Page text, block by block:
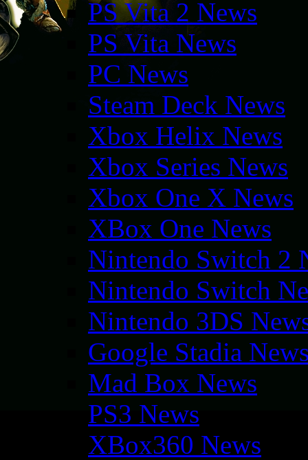
PS Vita 2 News
PS Vita News
PC News
Steam Deck News
Xbox Helix News
Xbox Series News
Xbox One X News
XBox One News
Nintendo Switch 2
Nintendo Switch
Nintendo 3DS
Google Stadia
Mad Box News
PS3 News
XBox360 News